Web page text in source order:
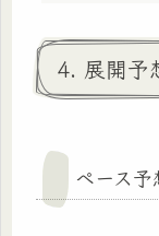
4. 展開予
ペース